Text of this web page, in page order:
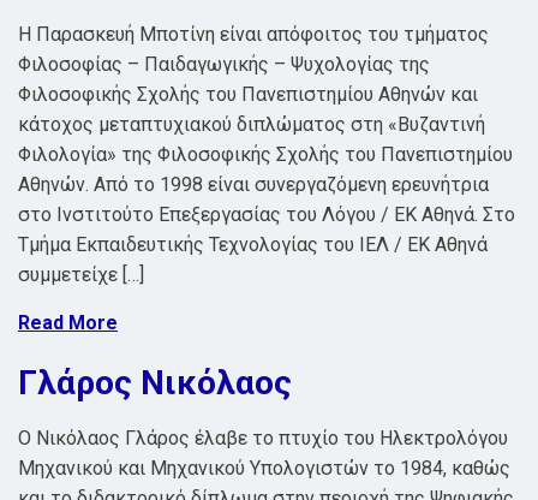
Η Παρασκευή Μποτίνη είναι απόφοιτος του τμήματος
Φιλοσοφίας – Παιδαγωγικής – Ψυχολογίας της
Φιλοσοφικής Σχολής του Πανεπιστημίου Αθηνών και
κάτοχος μεταπτυχιακού διπλώματος στη «Βυζαντινή
Φιλολογία» της Φιλοσοφικής Σχολής του Πανεπιστημίου
Αθηνών. Από το 1998 είναι συνεργαζόμενη ερευνήτρια
στο Ινστιτούτο Επεξεργασίας του Λόγου / ΕΚ Αθηνά. Στο
Τμήμα Εκπαιδευτικής Τεχνολογίας του ΙΕΛ / ΕΚ Αθηνά
συμμετείχε […]
Read More
Γλάρος Νικόλαος
Ο Νικόλαος Γλάρος έλαβε το πτυχίο του Ηλεκτρολόγου
Μηχανικού και Μηχανικού Υπολογιστών το 1984, καθώς